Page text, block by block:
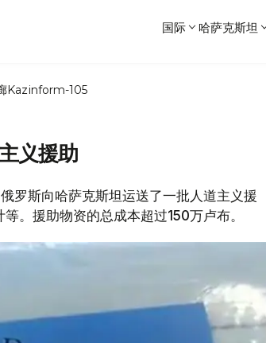
国际 哈萨克斯坦
Kazinform-105
义援助
罗斯向哈萨克斯坦运送了一批人道主义援
。援助物资的总成本超过150万卢布。